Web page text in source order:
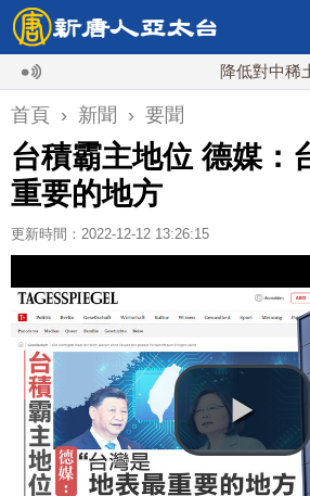
降低對中稀土依
首頁 › 新聞 › 要聞
台積霸主地位 德媒：
重要的地方
更新時間：2022-12-12 13:26:15